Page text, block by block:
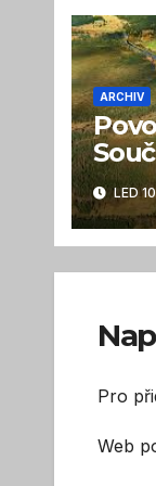
ARCHIV
LED
Pro
Web